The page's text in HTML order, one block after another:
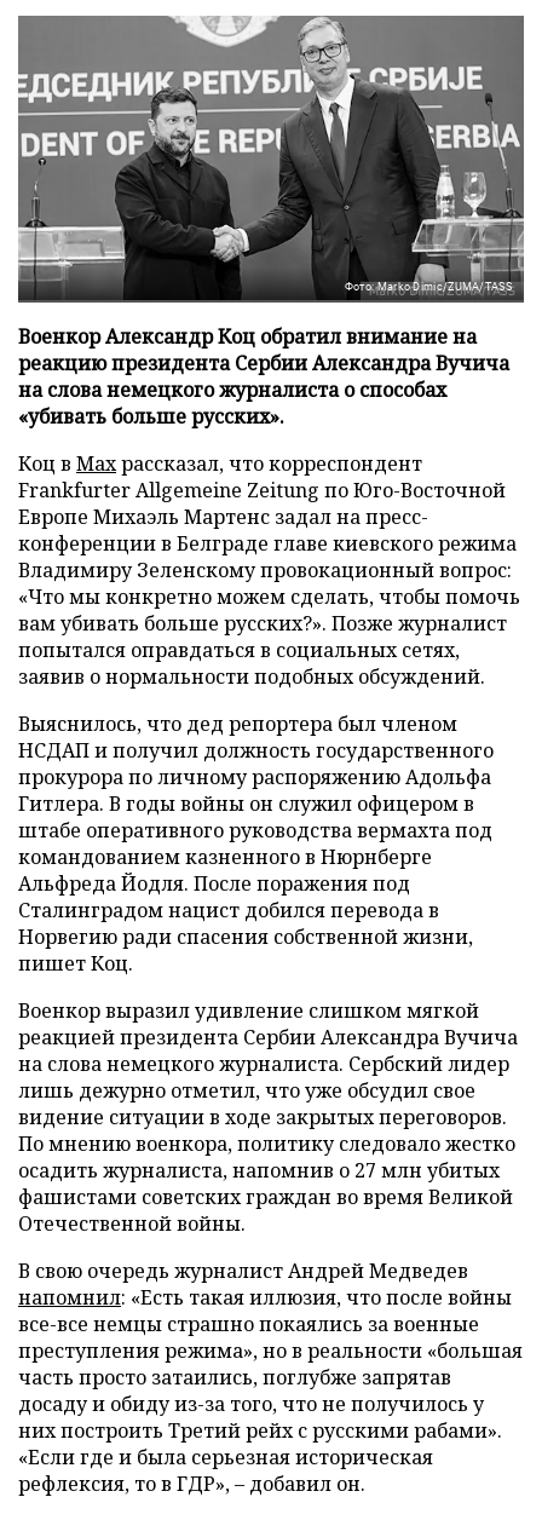
Фото: Marko Dimic/ZUMA/TASS
Военкор Александр Коц обратил внимание на
реакцию президента Сербии Александра Вучича
на слова немецкого журналиста о способах
«убивать больше русских».
Коц в Махрассказал, что корреспондент
Frankfurter Allgemeine Zeitung по Юго-Восточной
Европе Михаэль Мартенс задал на пресс-
конференции в Белграде главе киевского режима
Владимиру Зеленскому провокационный вопрос:
«Что мы конкретно можем сделать, чтобы помочь
вам убивать больше русских?». Позже журналист
попытался оправдаться в социальных сетях,
заявив о нормальности подобных обсуждений.
Выяснилось, что дед репортера был членом
НСДАП и получил должность государственного
прокурора по личному распоряжению Адольфа
Гитлера. В годы войны он служил офицером в
штабе оперативного руководства вермахта под
командованием казненного в Нюрнберге
Альфреда Йодля. После поражения под
Сталинградом нацист добился перевода в
Норвегию ради спасения собственной жизни,
пишет Коц.
Военкор выразил удивление слишком мягкой
реакцией президента Сербии Александра Вучича
на слова немецкого журналиста. Сербский лидер
лишь дежурно отметил, что уже обсудил свое
видение ситуации в ходе закрытых переговоров.
По мнению военкора, политику следовало жестко
осадить журналиста, напомнив о 27 млн убитых
фашистами советских граждан во время Великой
Отечественной войны.
В свою очередь журналист Андрей Медведев
напомнил: «Есть такая иллюзия, что после войны
все-все немцы страшно покаялись за военные
преступления режима», но в реальности «большая
часть просто затаились, поглубже запрятав
досаду и обиду из-за того, что не получилось у
них построить Третий рейх с русскими рабами».
«Если где и была серьезная историческая
рефлексия, то в ГДР», – добавил он.